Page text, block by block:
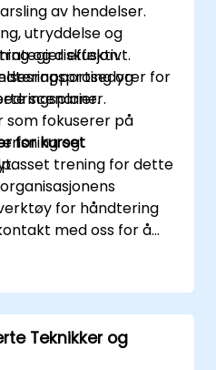
av hendelser.
utryddelse og
effektivt.
og
og diskusjon.
for
scenarier.
som fokuserer på
og
for kurset
trening for dette
for håndtering
med oss for å
Teknikker og